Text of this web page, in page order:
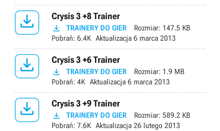
 Crysis 3 +8 Trainer
 TRAINERY DO GIER Rozmiar: 147.5 KB
Pobrań: 6.4K Aktualizacja 6 marca 2013
 Crysis 3 +6 Trainer
 TRAINERY DO GIER Rozmiar: 1.9 MB
Pobrań: 4K Aktualizacja 6 marca 2013
 Crysis 3 +9 Trainer
 TRAINERY DO GIER Rozmiar: 589.2 KB
Pobrań: 7.6K Aktualizacja 26 lutego 2013